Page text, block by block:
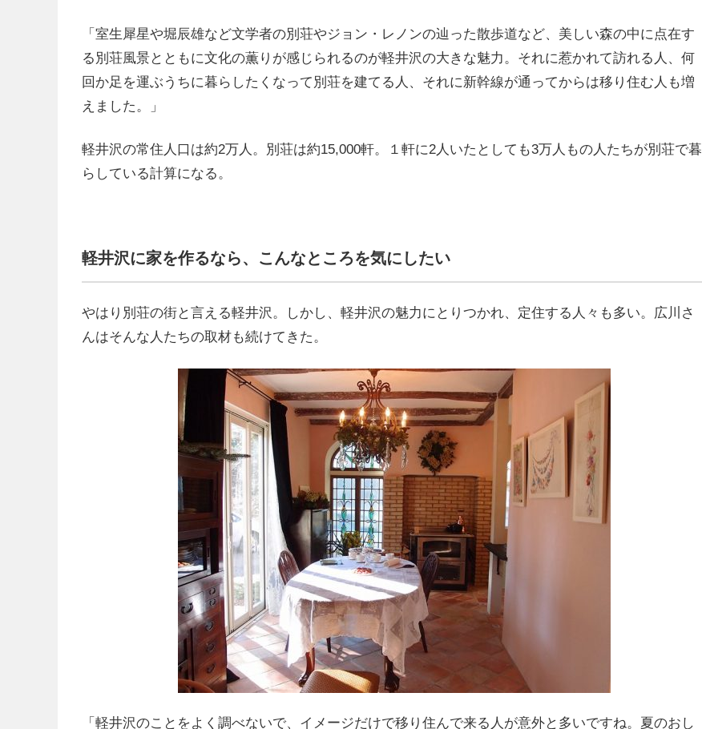
「室生犀星や堀辰雄など文学者の別荘やジョン・レノンの辿った散歩道など、美しい森の中に点在す
る別荘風景とともに文化の薫りが感じられるのが軽井沢の大きな魅力。それに惹かれて訪れる人、何
回か足を運ぶうちに暮らしたくなって別荘を建てる人、それに新幹線が通ってからは移り住む人も増
えました。」
軽井沢の常住人口は約2万人。別荘は約15,000軒。１軒に2人いたとしても3万人もの人たちが別荘で暮
らしている計算になる。
軽井沢に家を作るなら、こんなところを気にしたい
やはり別荘の街と言える軽井沢。しかし、軽井沢の魅力にとりつかれ、定住する人々も多い。広川さ
んはそんな人たちの取材も続けてきた。
「軽井沢のことをよく調べないで、イメージだけで移り住んで来る人が意外と多いですね。夏のおし